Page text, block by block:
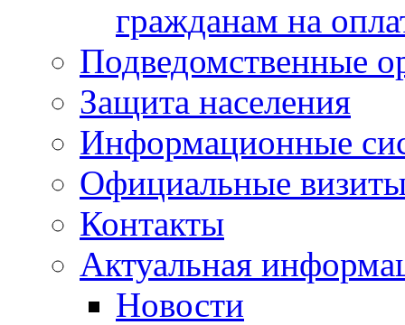
гражданам на
Подведомственные
Защита населения
Информационные
Официальные
Контакты
Актуальная
Новости